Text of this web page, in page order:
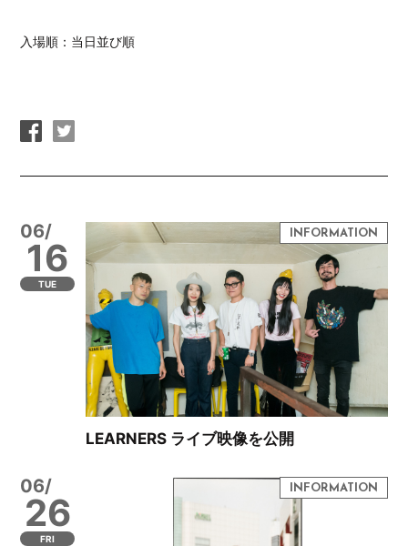
入場順：当日並び順
06/
16
TUE
LEARNERS ライブ映像を公開
06/
26
FRI